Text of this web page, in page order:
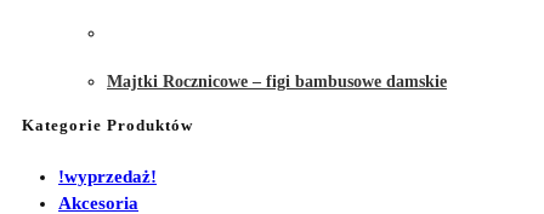
Majtki Rocznicowe – figi bambusowe damskie
Kategorie Produktów
!wyprzedaż!
Akcesoria